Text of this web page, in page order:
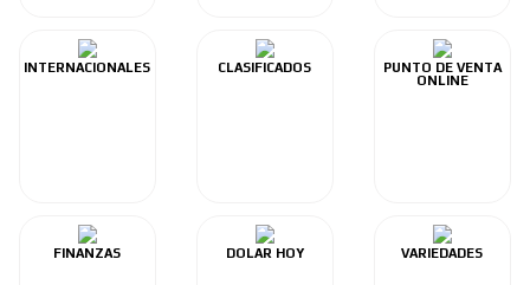
INTERNACIONALES CLASIFICADOS
PUNTO DE VENTA
ONLINE
FINANZAS DOLAR HOY VARIEDADES